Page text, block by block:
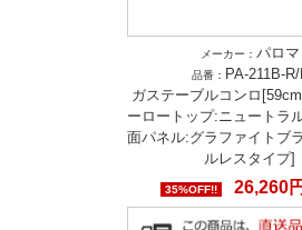
メーカー： パロマ
品番： PA-211B-
ガステーブルコンロ
ーロートップ:ニュートラ
面パネル:グラファイトブ
ルレスタイプ]
35%OFF!! 26,260円